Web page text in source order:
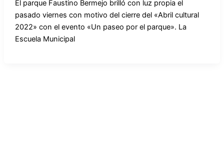
El parque Faustino Bermejo brilló con luz propia el
pasado viernes con motivo del cierre del «Abril cultural
2022» con el evento «Un paseo por el parque». La
Escuela Municipal